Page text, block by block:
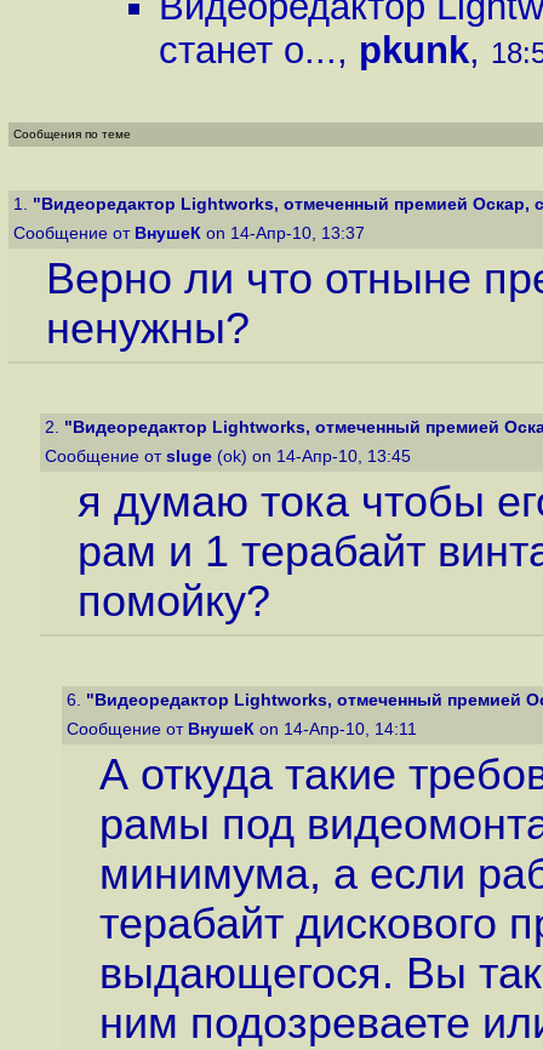
станет о..., pkunk,
Сообщения по теме
1. "Видеоредактор Lightworks, отмеченный премией Оскар,
Сообщение от ВнушеК on 14-Апр-10, 13:37
Верно ли что отныне
ненужны?
2. "Видеоредактор Lightworks, отмеченный премией
Сообщение от sluge (ok) on 14-Апр-10, 13:45
я думаю тока чтобы
рам и 1 терабайт
помойку?
6. "Видеоредактор Lightworks, отмеченный премией
Сообщение от ВнушеК on 14-Апр-10, 14:11
А откуда такие
рамы под
минимума, а если
терабайт дискового
выдающегося. Вы
ним подозреваете